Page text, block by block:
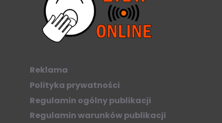
Reklama
Polityka prywatności
Regulamin ogólny publikacji
Regulamin warunków publikacji